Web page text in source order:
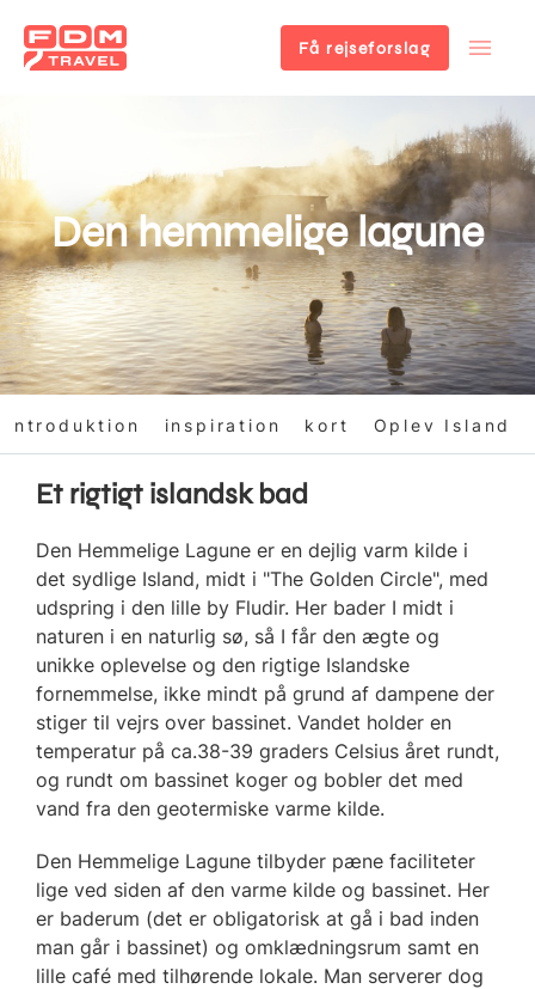
hovedindhold
Få rejseforslag
Den hemmelige lagune
introduktion inspiration kort Oplev Island
Et rigtigt islandsk bad
Den Hemmelige Lagune er en dejlig varm kilde i
det sydlige Island, midt i "The Golden Circle", med
udspring i den lille by Fludir. Her bader I midt i
naturen i en naturlig sø, så I får den ægte og
unikke oplevelse og den rigtige Islandske
fornemmelse, ikke mindt på grund af dampene der
stiger til vejrs over bassinet. Vandet holder en
temperatur på ca.38-39 graders Celsius året rundt,
og rundt om bassinet koger og bobler det med
vand fra den geotermiske varme kilde.
Den Hemmelige Lagune tilbyder pæne faciliteter
lige ved siden af den varme kilde og bassinet. Her
er baderum (det er obligatorisk at gå i bad inden
man går i bassinet) og omklædningsrum samt en
lille café med tilhørende lokale. Man serverer dog